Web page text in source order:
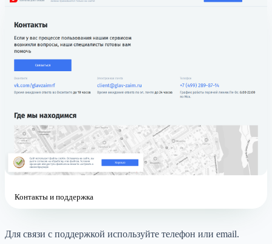
Контакты и поддержка
Для связи с поддержкой используйте телефон или email.